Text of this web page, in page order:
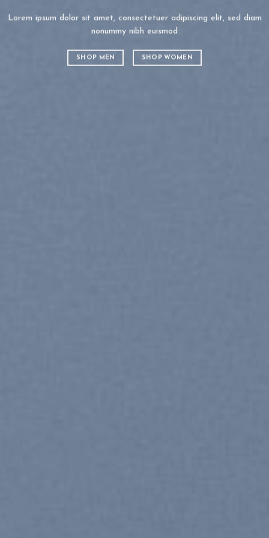
Lorem ipsum dolor sit amet, consectetuer adipiscing elit, sed diam
nonummy nibh euismod
SHOP MEN SHOP WOMEN
Lorem